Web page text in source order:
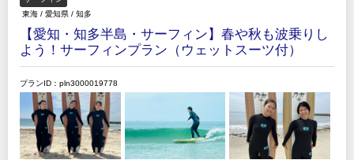
東海 / 愛知県 / 知多
【愛知・知多半島・サーフィン】春や秋も波乗りし
よう！サーフィンプラン（ウェットスーツ付）
プランID：pln3000019778